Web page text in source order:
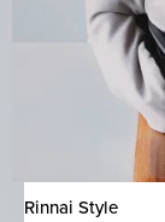
Rinnai Style